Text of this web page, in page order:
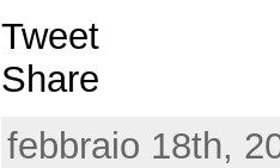
Tweet
Share
febbraio 18th,